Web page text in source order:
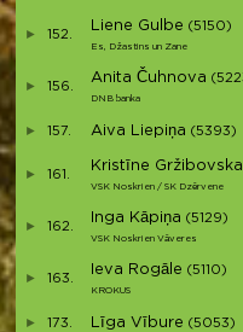
152.
Liene Gulbe (5150)
Es, Džastins un Zane
156.
Anita Čuhnova
DNB banka
157. Aiva Liepiņa (5393)
161.
Kristīne Gržibovska
VSK Noskrien / SK Dzērvene
162.
Inga Kāpiņa (5129)
VSK Noskrien Vāveres
163.
Ieva Rogāle (5110)
KROKUS
173. Līga Vībure (5053)